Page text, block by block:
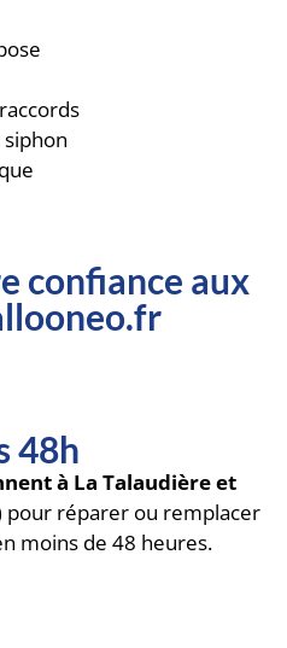
confiance aux
48h
à La Talaudière et
pour réparer ou remplacer
moins de 48 heures.